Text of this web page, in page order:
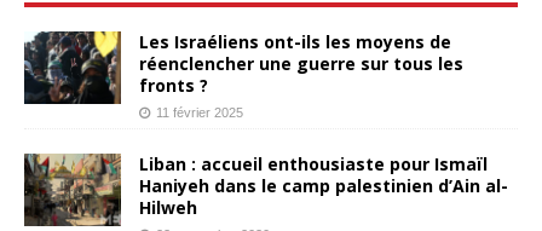
Les Israéliens ont-ils les moyens de
réenclencher une guerre sur tous les
fronts ?
11 février 2025
Liban : accueil enthousiaste pour Ismaïl
Haniyeh dans le camp palestinien d’Ain al-
Hilweh